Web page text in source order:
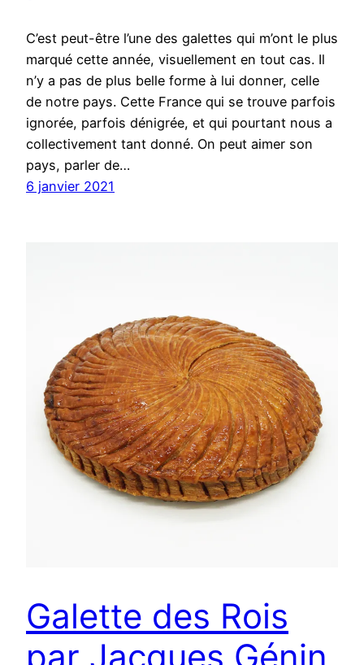
C’est peut-être l’une des galettes qui m’ont le plus
marqué cette année, visuellement en tout cas. Il
n’y a pas de plus belle forme à lui donner, celle
de notre pays. Cette France qui se trouve parfois
ignorée, parfois dénigrée, et qui pourtant nous a
collectivement tant donné. On peut aimer son
pays, parler de…
6 janvier 2021
Galette des Rois
par Jacques Génin